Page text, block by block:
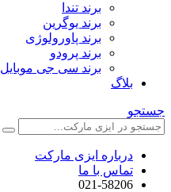
برند تندا
برند یوگرین
برند پاورولوژی
برند پرودو
برند سی جی موبایل
بلاگ
جستجو
درباره ایزی مارکت
تماس با ما
021-58206